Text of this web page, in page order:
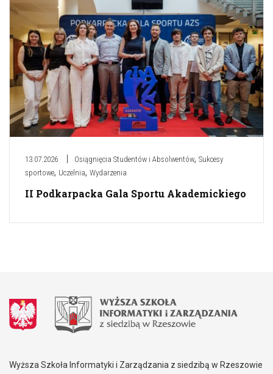
13.07.2026 Osiągnięcia Studentów i Absolwentów, Sukcesy
sportowe, Uczelnia, Wydarzenia
II Podkarpacka Gala Sportu Akademickiego
Wyższa Szkoła Informatyki i Zarządzania z siedzibą w Rzeszowie